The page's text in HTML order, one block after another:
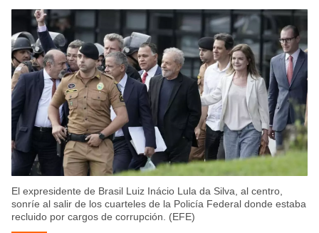
El expresidente de Brasil Luiz Inácio Lula da Silva, al centro,
sonríe al salir de los cuarteles de la Policía Federal donde estaba
recluido por cargos de corrupción. (EFE)